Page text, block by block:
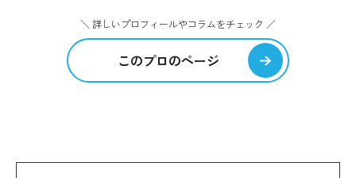
＼ 詳しいプロフィールやコラムをチェック ／
このプロのページ